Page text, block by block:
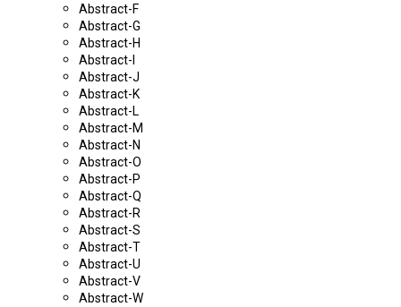
Abstract-F
Abstract-G
Abstract-H
Abstract-I
Abstract-J
Abstract-K
Abstract-L
Abstract-M
Abstract-N
Abstract-O
Abstract-P
Abstract-Q
Abstract-R
Abstract-S
Abstract-T
Abstract-U
Abstract-V
Abstract-W